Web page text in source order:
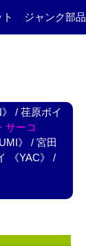
ジャンク部品
/ 荏原ボイ
サーコ
》 / 宮田
《YAC》
/